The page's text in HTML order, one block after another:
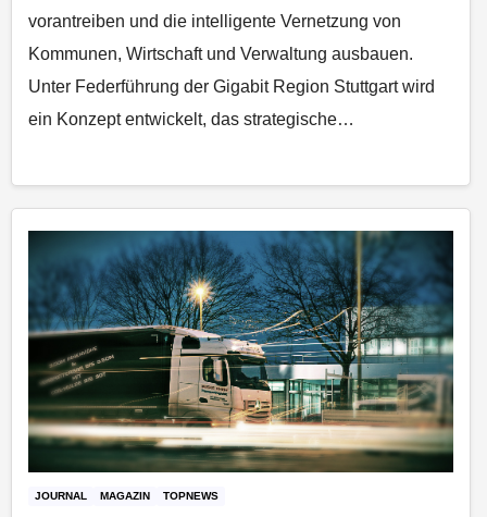
vorantreiben und die intelligente Vernetzung von
Kommunen, Wirtschaft und Verwaltung ausbauen.
Unter Federführung der Gigabit Region Stuttgart wird
ein Konzept entwickelt, das strategische…
JOURNAL MAGAZIN TOPNEWS